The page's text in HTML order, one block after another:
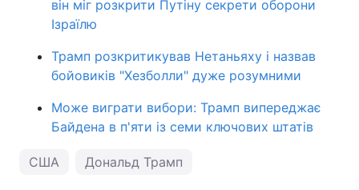
він міг розкрити Путіну секрети оборони
Ізраїлю
Трамп розкритикував Нетаньяху і назвав
бойовиків "Хезболли" дуже розумними
Може виграти вибори: Трамп випереджає
Байдена в п'яти із семи ключових штатів
США Дональд Трамп